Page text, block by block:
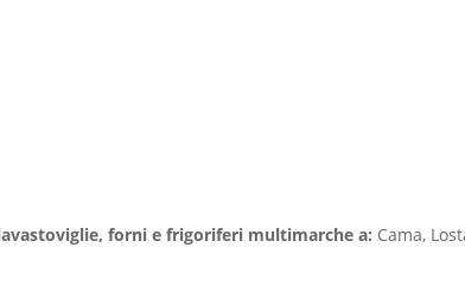
forni e frigoriferi multimarche a: Cama,